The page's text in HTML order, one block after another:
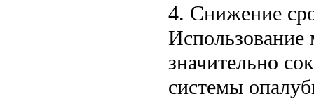
4. Снижение
Использование
значительно
системы